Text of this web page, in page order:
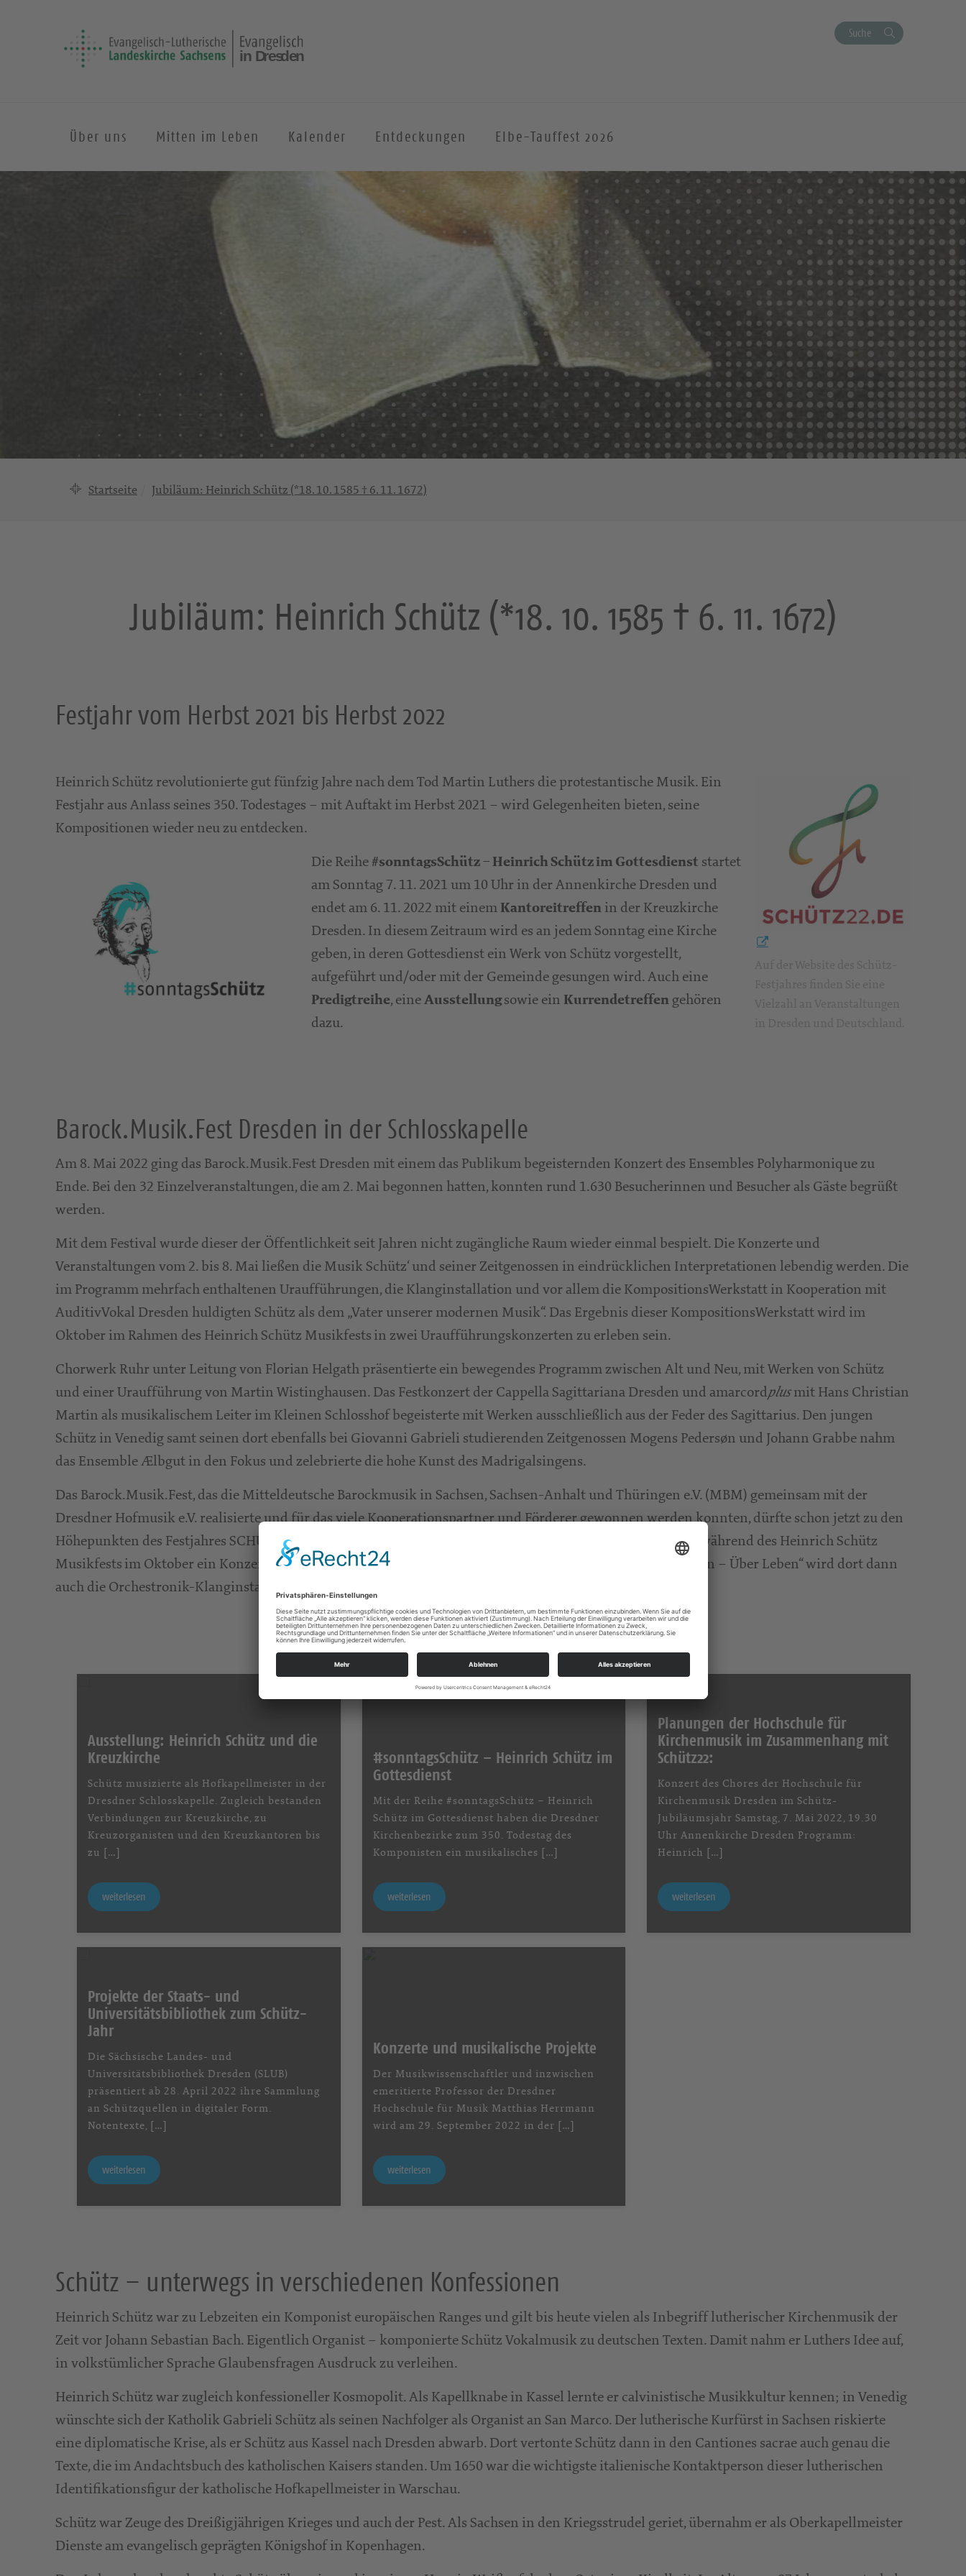
Suche
Über uns Mitten im Leben Kalender Entdeckungen Elbe-Tauffest 2026
Startseite Jubiläum: Heinrich Schütz (*18. 10. 1585 † 6. 11. 1672)
Jubiläum: Heinrich Schütz (*18. 10. 1585 † 6. 11. 1672)
Festjahr vom Herbst 2021 bis Herbst 2022
Heinrich Schütz revolutionierte gut fünfzig Jahre nach dem Tod Martin Luthers die protestantische Musik. Ein
Festjahr aus Anlass seines 350. Todestages – mit Auftakt im Herbst 2021 – wird Gelegenheiten bieten, seine
Kompositionen wieder neu zu entdecken.
Die Reihe#sonntagsSchütz – Heinrich Schütz im Gottesdienst startet
am Sonntag 7. 11. 2021 um 10 Uhr in der Annenkirche Dresden und
endet am 6. 11. 2022 mit einemKantoreitreffenin der Kreuzkirche
Dresden. In diesem Zeitraum wird es an jedem Sonntag eine Kirche
geben, in deren Gottesdienst ein Werk von Schütz vorgestellt,
aufgeführt und/oder mit der Gemeinde gesungen wird. Auch eine
Predigtreihe, eineAusstellungsowie ein Kurrendetreffengehören
dazu.
Barock.Musik.Fest Dresden in der Schlosskapelle
Am 8. Mai 2022 ging das Barock.Musik.Fest Dresden mit einem das Publikum begeisternden Konzert des Ensembles Polyharmonique zu
Ende. Bei den 32 Einzelveranstaltungen, die am 2. Mai begonnen hatten, konnten rund 1.630 Besucherinnen und Besucher als Gäste begrüßt
werden.
Mit dem Festival wurde dieser der Öffentlichkeit seit Jahren nicht zugängliche Raum wieder einmal bespielt. Die Konzerte und
Veranstaltungen vom 2. bis 8. Mai ließen die Musik Schütz‘ und seiner Zeitgenossen in eindrücklichen Interpretationen lebendig werden. Die
im Programm mehrfach enthaltenen Uraufführungen, die Klanginstallation und vor allem die KompositionsWerkstatt in Kooperation mit
AuditivVokal Dresden huldigten Schütz als dem „Vater unserer modernen Musik“. Das Ergebnis dieser KompositionsWerkstatt wird im
Oktober im Rahmen des Heinrich Schütz Musikfestsin zwei Uraufführungskonzerten zu erleben sein.
Chorwerk Ruhr unter Leitung von Florian Helgath präsentierte ein bewegendes Programm zwischen Alt und Neu, mit Werken von Schütz
und einer Uraufführung von Martin Wistinghausen. Das Festkonzert der Cappella Sagittariana Dresden und amarcordplusmit Hans Christian
Martin als musikalischem Leiter im Kleinen Schlosshof begeisterte mit Werken ausschließlich aus der Feder des Sagittarius. Den jungen
Schütz in Venedig samt seinen dort ebenfalls bei Giovanni Gabrieli studierenden Zeitgenossen Mogens Pedersøn und Johann Grabbe nahm
das Ensemble Ælbgut in den Fokus und zelebrierte die hohe Kunst des Madrigalsingens.
Das Barock.Musik.Fest, das die Mitteldeutsche Barockmusik in Sachsen, Sachsen-Anhalt und Thüringen e.V. (MBM) gemeinsam mit der
Dresdner Hofmusik e.V. realisierte und für das viele Kooperationspartner und Förderer gewonnen werden konnten, dürfte schon jetzt zu den
Höhepunkten des Festjahres SCHÜTZ22 – „weil ich lebe“ zu rechnen sein. Freudiger Ausblick: Es wird auch während des Heinrich Schütz
Musikfestsim Oktober ein Konzert in der Schlosskapelle geben; im Rahmen des Themenfestivals „Vom Leben – Über Leben“ wird dort dann
auch die Orchestronik-Klanginstallation von Fabian Russ zu erleben sein.
Ausstellung: Heinrich Schütz und die
Kreuzkirche
Schütz musizierte als Hofkapellmeister in der
Dresdner Schlosskapelle. Zugleich bestanden
Verbindungen zur Kreuzkirche, zu
Kreuzorganisten und den Kreuzkantoren bis
zu […]
weiterlesen
#sonntagsSchütz – Heinrich Schütz im
Gottesdienst
Mit der Reihe #sonntagsSchütz – Heinrich
Schütz im Gottesdienst haben die Dresdner
Kirchenbezirke zum 350. Todestag des
Komponisten ein musikalisches […]
weiterlesen
Planungen der Hochschule für
Kirchenmusik im Zusammenhang mit
Schütz22:
Konzert des Chores der Hochschule für
Kirchenmusik Dresden im Schütz-
Jubiläumsjahr Samstag, 7. Mai 2022, 19.30
Uhr Annenkirche Dresden Programm:
Heinrich […]
weiterlesen
Projekte der Staats- und
Universitätsbibliothek zum Schütz-
Jahr
Die Sächsische Landes- und
Universitätsbibliothek Dresden (SLUB)
präsentiert ab 28. April 2022 ihre Sammlung
an Schützquellen in digitaler Form.
Notentexte, […]
weiterlesen
Konzerte und musikalische Projekte
Der Musikwissenschaftler und inzwischen
emeritierte Professor der Dresdner
Hochschule für Musik Matthias Herrmann
wird am 29. September 2022 in der […]
weiterlesen
Schütz – unterwegs in verschiedenen Konfessionen
Heinrich Schütz war zu Lebzeiten ein Komponist europäischen Ranges und gilt bis heute vielen als Inbegriff lutherischer Kirchenmusik der
Zeit vor Johann Sebastian Bach. Eigentlich Organist – komponierte Schütz Vokalmusik zu deutschen Texten. Damit nahm er Luthers Idee auf,
in volkstümlicher Sprache Glaubensfragen Ausdruck zu verleihen.
Heinrich Schütz war zugleich konfessioneller Kosmopolit. Als Kapellknabe in Kassel lernte er calvinistische Musikkultur kennen; in Venedig
wünschte sich der Katholik Gabrieli Schütz als seinen Nachfolger als Organist an San Marco. Der lutherische Kurfürst in Sachsen riskierte
eine diplomatische Krise, als er Schütz aus Kassel nach Dresden abwarb. Dort vertonte Schütz dann in den Cantiones sacrae auch genau die
Texte, die im Andachtsbuch des katholischen Kaisers standen. Um 1650 war die wichtigste italienische Kontaktperson dieser lutherischen
Identifikationsfigur der katholische Hofkapellmeister in Warschau.
Schütz war Zeuge des Dreißigjährigen Krieges und auch der Pest. Als Sachsen in den Kriegsstrudel geriet, übernahm er als Oberkapellmeister
Dienste am evangelisch geprägten Königshof in Kopenhagen.